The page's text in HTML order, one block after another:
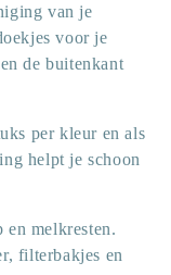
van je
voor je
de buitenkant
per kleur en als
helpt je schoon
melkresten.
filterbakjes en